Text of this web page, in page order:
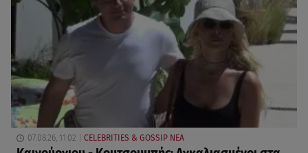
07.08.26, 11:02 CELEBRITIES & GOSSIP ΝΕΑ